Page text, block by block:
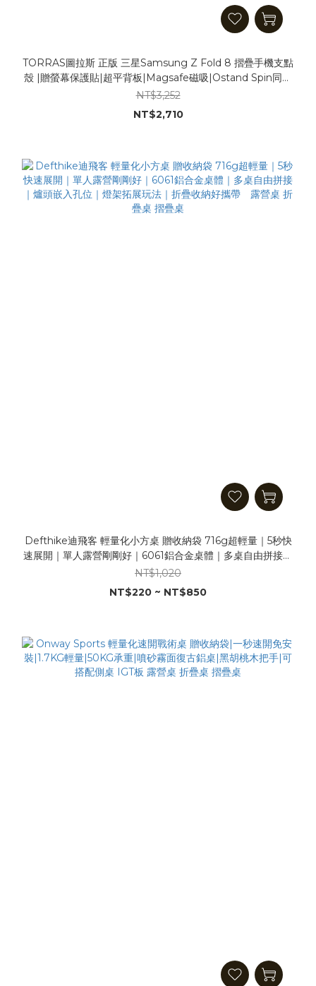
TORRAS圖拉斯 正版 三星Samsung Z Fold 8 摺疊手機支點
殼 |贈螢幕保護貼|超平背板|Magsafe磁吸|Ostand Spin同款
軍規防摔 支點殼 保護殼 手機殼
NT$3,252
NT$2,710
Defthike迪飛客 輕量化小方桌 贈收納袋 716g超輕量｜5秒快
速展開｜單人露營剛剛好｜6061鋁合金桌體｜多桌自由拼接｜
爐頭嵌入孔位｜燈架拓展玩法｜折疊收納好攜帶 露營桌 折疊
NT$1,020
NT$220 ~ NT$850